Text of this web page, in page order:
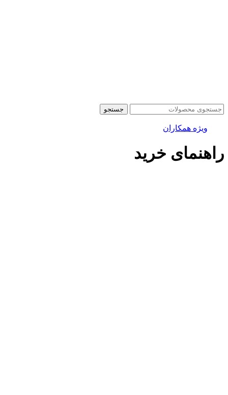
جستجو
ویژه همکاران
راهنمای خرید